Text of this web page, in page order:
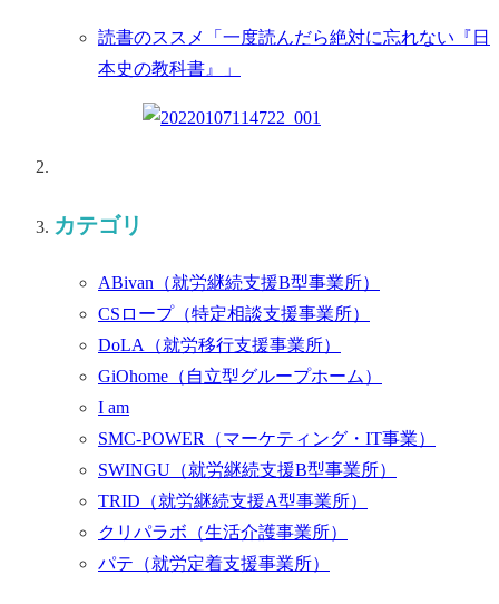
読書のススメ「一度読んだら絶対に忘れない『日
本史の教科書』」
カテゴリ
ABivan （就労継続支援B型事業所）
CSロープ （特定相談支援事業所）
DoLA （就労移行支援事業所）
GiOhome （自立型グループホーム）
I am
SMC-POWER （マーケティング・IT事業）
SWINGU （就労継続支援B型事業所）
TRID （就労継続支援A型事業所）
クリパラボ （生活介護事業所）
パテ （就労定着支援事業所）